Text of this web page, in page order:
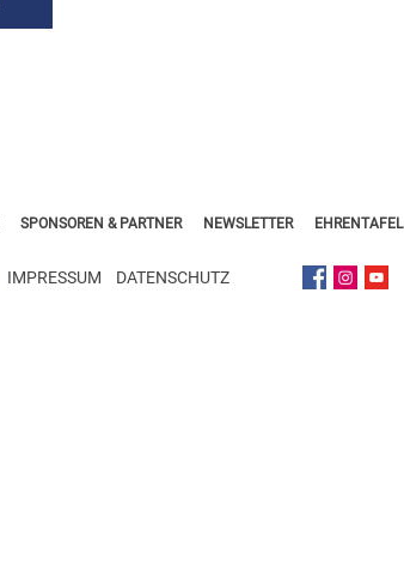
SPONSOREN & PARTNER NEWSLETTER EHRENTAFEL
IMPRESSUM DATENSCHUTZ